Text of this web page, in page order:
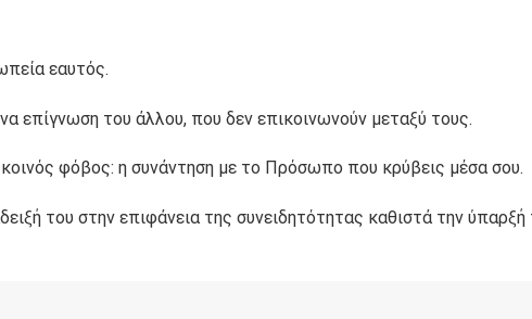
εαυτός.
επίγνωση του άλλου, που δεν επικοινωνούν μεταξύ τους.
φόβος: η συνάντηση με το Πρόσωπο που κρύβεις μέσα σου.
του στην επιφάνεια της συνειδητότητας καθιστά την ύπαρξή